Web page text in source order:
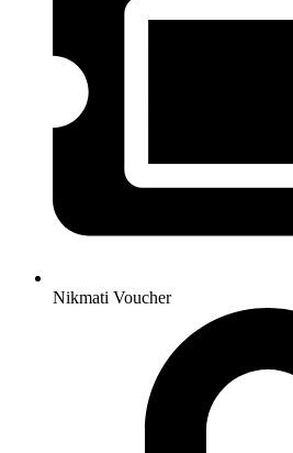
Nikmati Voucher